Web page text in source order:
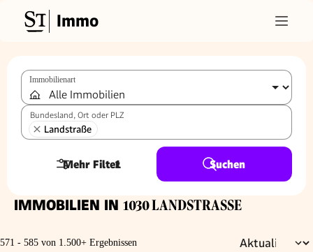
Immo
Immobilienart
Bundesland, Ort oder PLZ
Landstraße
Mehr Filter
1 Suchen
IMMOBILIEN IN 1030 LANDSTRASSE
571 - 585 von 1.500+ Ergebnissen